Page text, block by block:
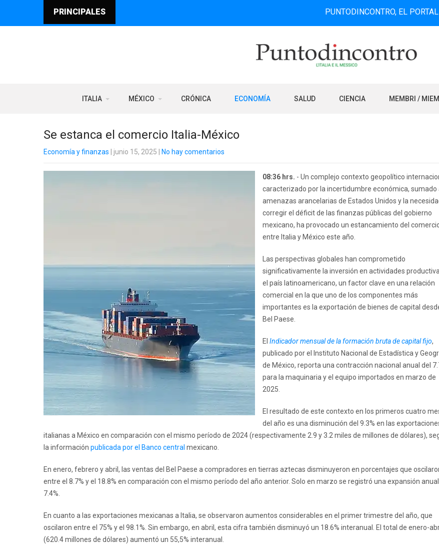
PRINCIPALES PUNTODINCONTRO, EL PORTAL DE
ITALIA MÉXICO CRÓNICA ECONOMÍA SALUD CIENCIA MEMBRI /
Se estanca el comercio Italia-México
Economía y finanzas | junio 15, 2025 No hay comentarios
08:36 hrs. - Un complejo contexto geopolítico
caracterizado por la incertidumbre económica, sumado
amenazas arancelarias de Estados Unidos y la
corregir el déficit de las finanzas públicas del gobierno
mexicano, ha provocado un estancamiento del
entre Italia y México este año.
Las perspectivas globales han comprometido
significativamente la inversión en actividades
el país latinoamericano, un factor clave en una relación
comercial en la que uno de los componentes más
importantes es la exportación de bienes de capital
Bel Paese.
El Indicador mensual de la formación bruta de capital fijo,
publicado por el Instituto Nacional de Estadística y
de México, reporta una contracción nacional anual del
para la maquinaria y el equipo importados en marzo de
2025.
El resultado de este contexto en los primeros cuatro
del año es una disminución del 9.3% en las
italianas a México en comparación con el mismo período de 2024 (respectivamente 2.9 y 3.2 miles de millones de dólares),
la información publicada por el Banco central mexicano.
En enero, febrero y abril, las ventas del Bel Paese a compradores en tierras aztecas disminuyeron en porcentajes que
entre el 8.7% y el 18.8% en comparación con el mismo período del año anterior. Solo en marzo se registró una expansión anual
7.4%.
En cuanto a las exportaciones mexicanas a Italia, se observaron aumentos considerables en el primer trimestre del año, que
oscilaron entre el 75% y el 98.1%. Sin embargo, en abril, esta cifra también disminuyó un 18.6% interanual. El total de enero-
(620.4 millones de dólares) aumentó un 55,5% interanual.